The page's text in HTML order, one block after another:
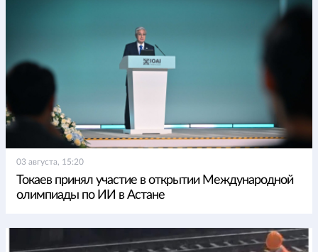
03 августа, 15:20
Токаев принял участие в открытии Международной
олимпиады по ИИ в Астане